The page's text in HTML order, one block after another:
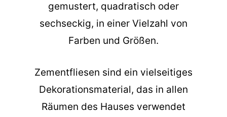
gemustert, quadratisch oder
sechseckig, in einer Vielzahl von
Farben und Größen.
Zementfliesen sind ein vielseitiges
Dekorationsmaterial, das in allen
Räumen des Hauses verwendet